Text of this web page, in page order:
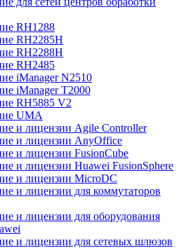
RH1288
RH2285H
RH2288H
RH2485
iManager N2510
iManager T2000
RH5885 V2
UMA
и лицензии Agile Controller
и лицензии AnyOffice
и лицензии FusionCube
и лицензии Huawei FusionSphere
и лицензии MicroDC
и лицензии для коммутаторов
и лицензии для оборудования
и лицензии для сетевых шлюзов